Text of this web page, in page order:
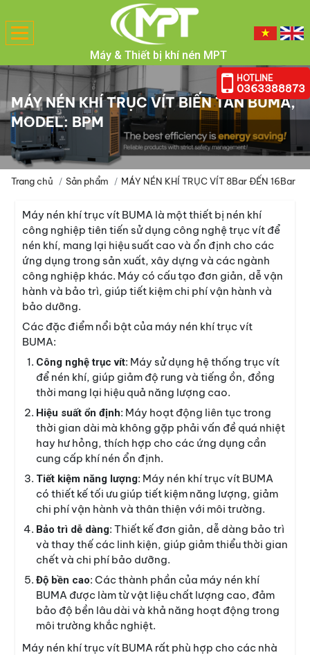
HOTLINE
0363388873
Toggle
navigation
Máy & Thiết bị khí nén MPT
MÁY NÉN KHÍ TRỤC VÍT BIẾN TẦN BUMA,
MODEL: BPM
Trang chủ Sản phẩm MÁY NÉN KHÍ TRỤC VÍT 8Bar ĐẾN 16Bar
Máy nén khí trục vít BUMA là một thiết bị nén khí
công nghiệp tiên tiến sử dụng công nghệ trục vít để
nén khí, mang lại hiệu suất cao và ổn định cho các
ứng dụng trong sản xuất, xây dựng và các ngành
công nghiệp khác. Máy có cấu tạo đơn giản, dễ vận
hành và bảo trì, giúp tiết kiệm chi phí vận hành và
bảo dưỡng.
Các đặc điểm nổi bật của máy nén khí trục vít
BUMA:
Công nghệ trục vít: Máy sử dụng hệ thống trục vít
để nén khí, giúp giảm độ rung và tiếng ồn, đồng
thời mang lại hiệu quả năng lượng cao.
Hiệu suất ổn định: Máy hoạt động liên tục trong
thời gian dài mà không gặp phải vấn đề quá nhiệt
hay hư hỏng, thích hợp cho các ứng dụng cần
cung cấp khí nén ổn định.
Tiết kiệm năng lượng: Máy nén khí trục vít BUMA
có thiết kế tối ưu giúp tiết kiệm năng lượng, giảm
chi phí vận hành và thân thiện với môi trường.
Bảo trì dễ dàng: Thiết kế đơn giản, dễ dàng bảo trì
và thay thế các linh kiện, giúp giảm thiểu thời gian
chết và chi phí bảo dưỡng.
Độ bền cao: Các thành phần của máy nén khí
BUMA được làm từ vật liệu chất lượng cao, đảm
bảo độ bền lâu dài và khả năng hoạt động trong
môi trường khắc nghiệt.
Máy nén khí trục vít BUMA rất phù hợp cho các nhà